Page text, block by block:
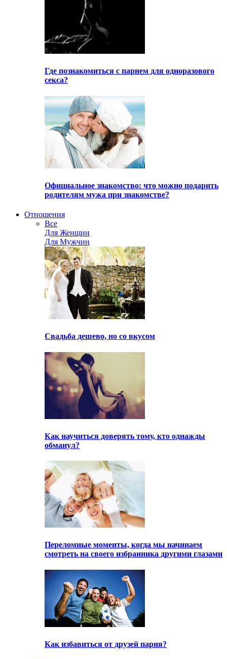
Где познакомиться с парнем для одноразового
секса?
Официальное знакомство: что можно подарить
родителям мужа при знакомстве?
Отношения
Все
Для Женщин
Для Мужчин
Свадьба дешево, но со вкусом
Как научиться доверять тому, кто однажды
обманул?
Переломные моменты, когда мы начинаем
смотреть на своего избранника другими глазами
Как избавиться от друзей парня?